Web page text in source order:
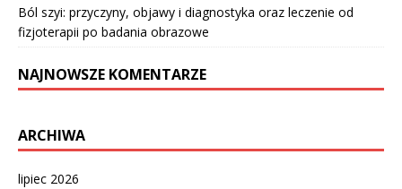
Ból szyi: przyczyny, objawy i diagnostyka oraz leczenie od
fizjoterapii po badania obrazowe
NAJNOWSZE KOMENTARZE
ARCHIWA
lipiec 2026